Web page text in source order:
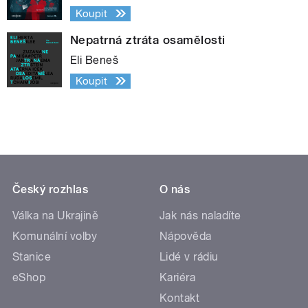
Koupit
Nepatrná ztráta osamělosti
Eli Beneš
Koupit
Český rozhlas
Válka na Ukrajině
Komunální volby
Stanice
eShop
O nás
Jak nás naladíte
Nápověda
Lidé v rádiu
Kariéra
Kontakt